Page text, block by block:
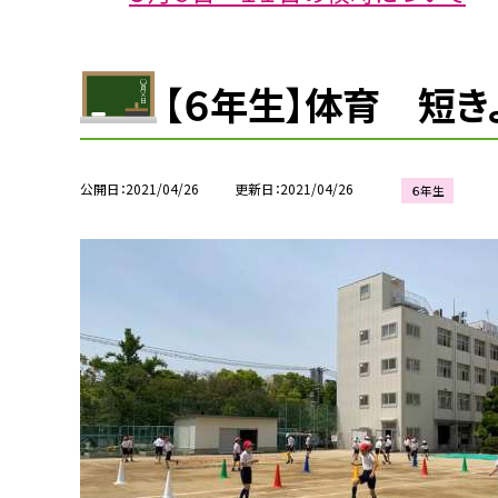
【６年生】体育 短き
公開日 2021/04/26 更新日 2021/04/26 ６年生